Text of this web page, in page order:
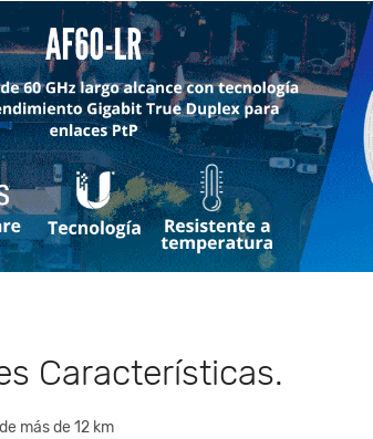
Características.
más de 12 km